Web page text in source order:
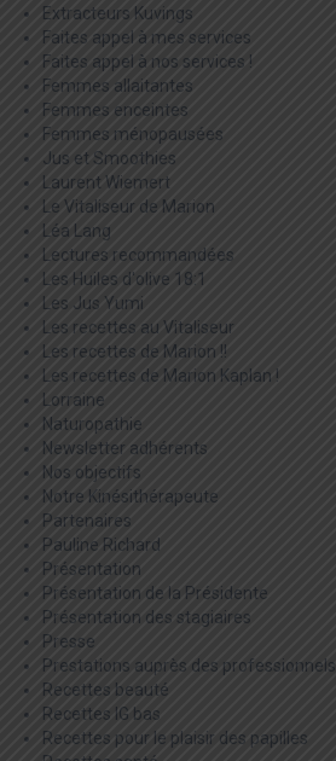
Extracteurs Kuvings
Faites appel à mes services
Faites appel à nos services !
Femmes allaitantes
Femmes enceintes
Femmes ménopausées
Jus et Smoothies
Laurent Wiemert
Le Vitaliseur de Marion
Léa Lang
Lectures recommandées
Les Huiles d'olive 18:1
Les Jus Yumi
Les recettes au Vitaliseur
Les recettes de Marion !!
Les recettes de Marion Kaplan !
Lorraine
Naturopathie
Newsletter adhérents
Nos objectifs
Notre Kinésithérapeute
Partenaires
Pauline Richard
Présentation
Présentation de la Présidente
Présentation des stagiaires
Presse
Prestations auprès des professionnels
Recettes beauté
Recettes IG bas
Recettes pour le plaisir des papilles